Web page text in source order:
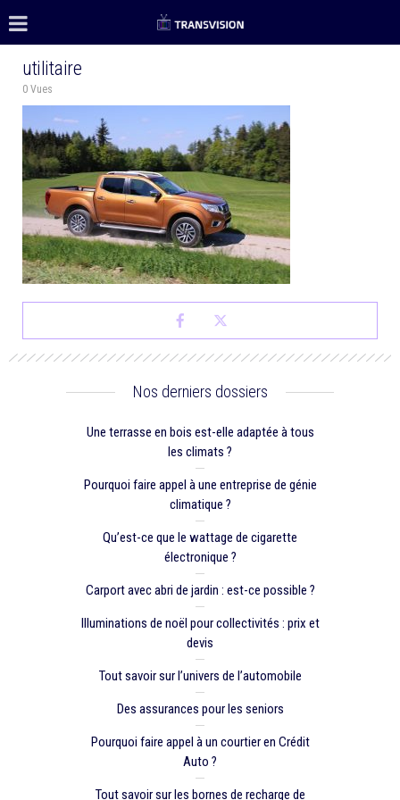
utilitaire
0 Vues
Nos derniers dossiers
Une terrasse en bois est-elle adaptée à tous
les climats ?
Pourquoi faire appel à une entreprise de génie
climatique ?
Qu’est-ce que le wattage de cigarette
électronique ?
Carport avec abri de jardin : est-ce possible ?
Illuminations de noël pour collectivités : prix et
devis
Tout savoir sur l’univers de l’automobile
Des assurances pour les seniors
Pourquoi faire appel à un courtier en Crédit
Auto ?
Tout savoir sur les bornes de recharge de